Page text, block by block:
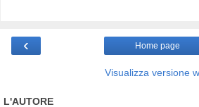
‹ Home page
Visualizza versione
L'AUTORE